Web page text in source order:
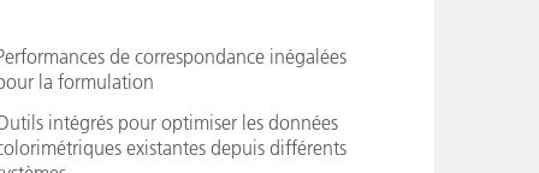
de correspondance inégalées
la formulation
intégrés pour optimiser les données
existantes depuis différents